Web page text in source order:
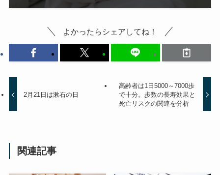
よかったらシェアしてね！
2月21日は漱石の日
高齢者は1日5000～7000歩
で十分。歩数の長寿効果と
死亡リスクの関連を分析
関連記事